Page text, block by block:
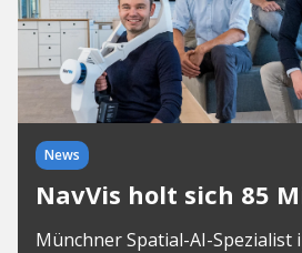
News
NavVis holt sich 85
Münchner Spatial-AI-Spezialist